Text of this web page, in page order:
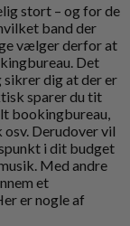
stort – og for de
band der
vælger derfor at
Det
sikrer dig at der er
sparer du tit
bookingbureau,
Derudover vil
i dit budget
Med andre
et
er nogle af